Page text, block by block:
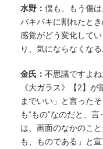
水野： 僕も、もう傷
バキバキに割れたと
感覚がどう変化して
り、気にならなくなる
金氏： 不思議ですよ
《大ガラス》【2】
までいい」と言った
も“もの”なのだと、
は、画面のなかのこ
も、ものである」と